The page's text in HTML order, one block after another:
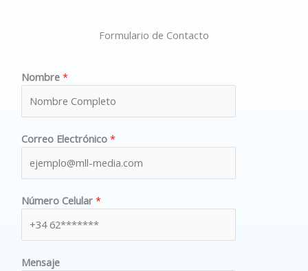
Formulario de Contacto
Nombre *
Correo Electrónico *
Número Celular *
Mensaje